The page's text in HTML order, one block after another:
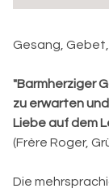
Gesang,
"Barmherziger
zu erwarten
Liebe auf dem
(Frère Roger,
Die